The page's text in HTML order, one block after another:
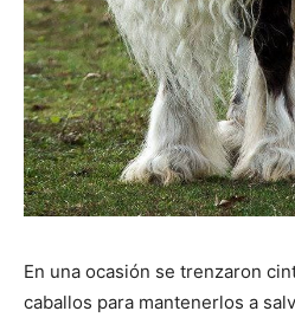
En una ocasión se trenzaron
caballos para mantenerlos a